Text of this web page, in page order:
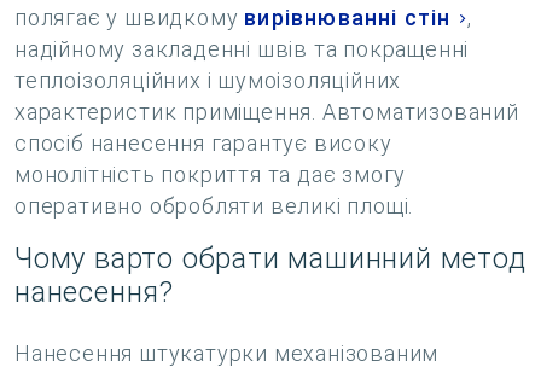
полягає у швидкому вирівнюванні стін
,
надійному закладенні швів та покращенні
теплоізоляційних і шумоізоляційних
характеристик приміщення. Автоматизований
спосіб нанесення гарантує високу
монолітність покриття та дає змогу
оперативно обробляти великі площі.
Чому варто обрати машинний метод
нанесення?
Нанесення штукатурки механізованим